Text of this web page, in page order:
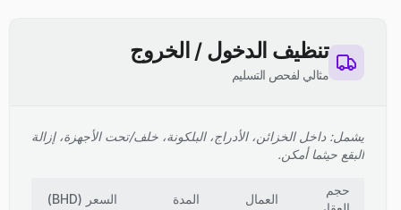
تنظيف الدخول / الخروج
مثالي لفحص التسليم
يشمل: داخل الخزائن، الأدراج، البلكونة، خلف/تحت الأجهزة، إزالة
البقع حيثما أمكن.
حجم
العمال المدة السعر (
BHD
)